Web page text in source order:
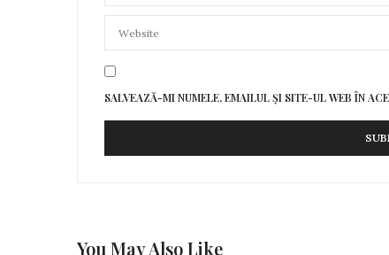
SALVEAZĂ-MI NUMELE, EMAILUL ȘI SITE-UL WEB ÎN
You May Also Like